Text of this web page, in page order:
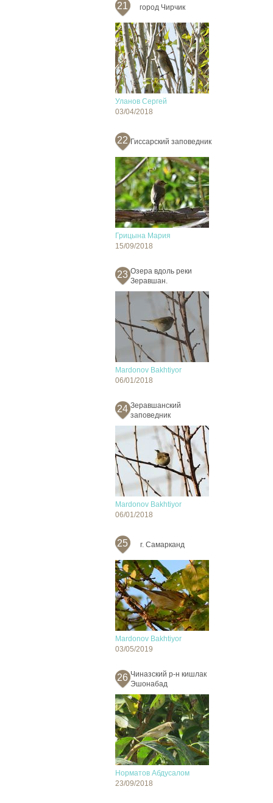
21 город Чирчик
Уланов Сергей
03/04/2018
22 Гиссарский заповедник
Грицына Мария
15/09/2018
23 Озера вдоль реки
Зеравшан.
Mardonov Bakhtiyor
06/01/2018
24 Зеравшанский
заповедник
Mardonov Bakhtiyor
06/01/2018
25 г. Самарканд
Mardonov Bakhtiyor
03/05/2019
26 Чиназский р-н кишлак
Эшонабад
Норматов Абдусалом
23/09/2018